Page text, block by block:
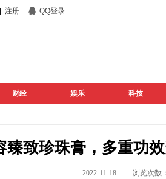
注册 QQ登录
财经 娱乐 科技
臻致珍珠膏，多重功
2022-11-18 浏览次数：